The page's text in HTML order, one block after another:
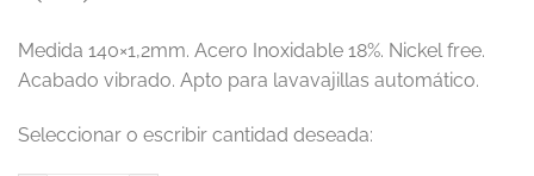
Medida 140×1,2mm. Acero Inoxidable 18%. Nickel free.
Acabado vibrado. Apto para lavavajillas automático.